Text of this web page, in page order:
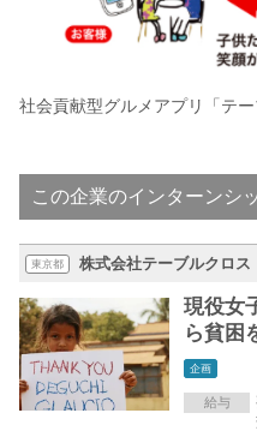
社会貢献型グルメアプリ「テ
この企業のインターンシ
東京都 株式会社テーブルクロス
現役女
ら貧困
企画
給与